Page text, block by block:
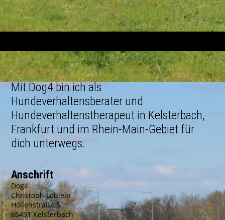
Mit Dog4 bin ich als
Hundeverhaltensberater und
Hundeverhaltenstherapeut in Kelsterbach,
Frankfurt und im Rhein-Main-Gebiet für
dich unterwegs.
Anschrift
Dog4
Christoph Löblein
Höllenstraße 5
65451 Kelsterbach